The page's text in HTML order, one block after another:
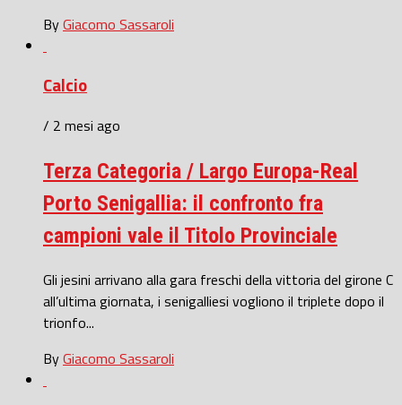
ByGiacomo Sassaroli
Calcio
/ 2 mesi ago
Terza Categoria / Largo Europa-Real
Porto Senigallia: il confronto fra
campioni vale il Titolo Provinciale
Gli jesini arrivano alla gara freschi della vittoria del girone C
all’ultima giornata, i senigalliesi vogliono il triplete dopo il
trionfo...
ByGiacomo Sassaroli